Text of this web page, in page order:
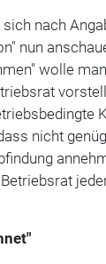
nach
nun
wolle
nicht